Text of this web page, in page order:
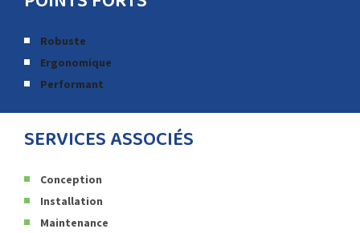
Robuste
Ergonomique
Performant
SERVICES ASSOCIÉS
Conception
Installation
Maintenance